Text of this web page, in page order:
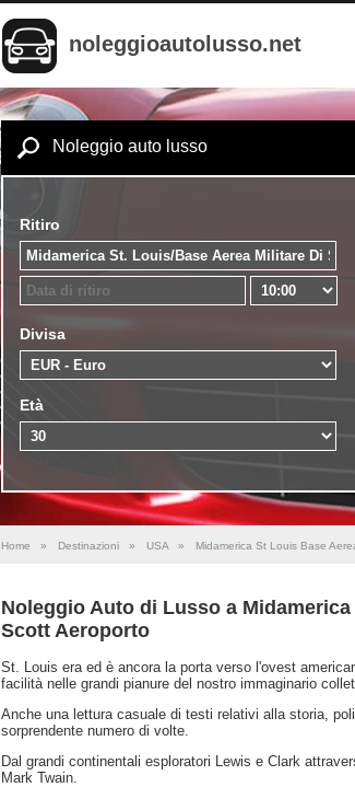
noleggioautolusso.net
Noleggio auto lusso
Ritiro
Divisa
Età
Home » Destinazioni » USA » Midamerica St Louis Base
Noleggio Auto di Lusso a
Scott Aeroporto
St. Louis era ed è ancora la porta verso l'ovest
facilità nelle grandi pianure del nostro immaginario
Anche una lettura casuale di testi relativi alla storia,
sorprendente numero di volte.
Dal grandi continentali esploratori Lewis e Clark
Mark Twain.